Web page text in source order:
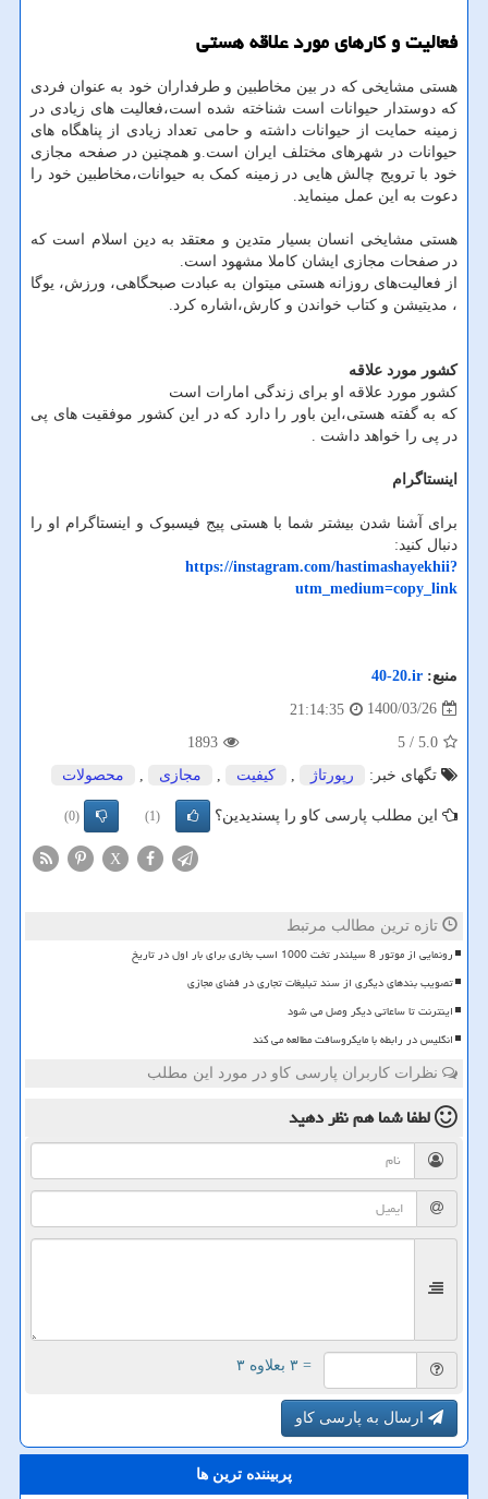
فعالیت و کارهای مورد علاقه هستی
هستی مشایخی که در بین مخاطبین و طرفداران خود به عنوان فردی
که دوستدار حیوانات است شناخته شده است،فعالیت های زیادی در
زمینه حمایت از حیوانات داشته و حامی تعداد زیادی از پناهگاه های
حیوانات در شهرهای مختلف ایران است.و همچنین در صفحه مجازی
خود با ترویج چالش هایی در زمینه کمک به حیوانات،مخاطبین خود را
دعوت به این عمل مینماید.
هستی مشایخی انسان بسیار متدین و معتقد به دین اسلام است که
در صفحات مجازی ایشان کاملا مشهود است.
از فعالیت‌های روزانه هستی میتوان به عبادت صبحگاهی، ورزش، یوگا
، مدیتیشن و کتاب خواندن و کارش،اشاره کرد.
کشور مورد علاقه
کشور مورد علاقه او برای زندگی امارات است
که به گفته هستی،این باور را دارد که در این کشور موفقیت های پی
در پی را خواهد داشت .
اینستاگرام
برای آشنا شدن بیشتر شما با هستی پیج فیسبوک و اینستاگرام او را
دنبال کنید:
https://instagram.com/hastimashayekhii?
utm_medium=copy_link
منبع: 40-20.ir
1400/03/26
21:14:35
5.0
/ 5
1893
تگهای خبر:
رپورتاژ كیفیت مجازی محصولات
این مطلب پارسی کاو را پسندیدین؟ (1)
(0)
X
تازه ترین مطالب مرتبط
رونمایی از موتور 8 سیلندر تخت 1000 اسب بخاری برای بار اول در تاریخ
تصویب بندهای دیگری از سند تبلیغات تجاری در فضای مجازی
اینترنت تا ساعاتی دیگر وصل می شود
انگلیس در رابطه با مایکروسافت مطالعه می کند
نظرات کاربران پارسی کاو در مورد این مطلب
لطفا شما همنظر دهید
= ۳ بعلاوه ۳
ارسال به پارسی کاو
پربیننده ترین ها